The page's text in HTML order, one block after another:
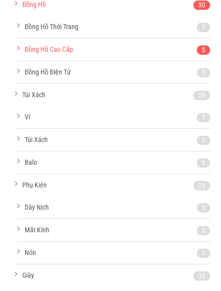
Đồng Hồ 30
Đồng Hồ Thời Trang 5
Đồng Hồ Cao Cấp 5
Đồng Hồ Điện Tử 5
Túi Xách 29
Ví 5
Túi Xách 5
Balo 5
Phụ Kiện 29
Dây Nịch 5
Mắt Kính 5
Nón 5
Giày 30